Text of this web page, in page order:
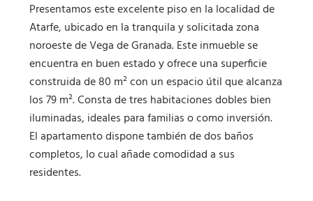
Presentamos este excelente piso en la localidad de
Atarfe, ubicado en la tranquila y solicitada zona
noroeste de Vega de Granada. Este inmueble se
encuentra en buen estado y ofrece una superficie
construida de 80 m² con un espacio útil que alcanza
los 79 m². Consta de tres habitaciones dobles bien
iluminadas, ideales para familias o como inversión.
El apartamento dispone también de dos baños
completos, lo cual añade comodidad a sus
residentes.